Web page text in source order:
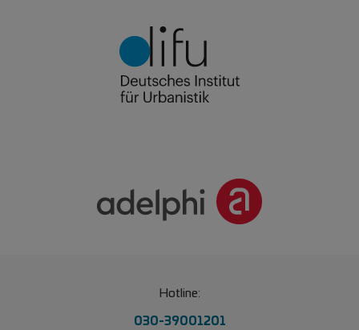
Hotline:
030-39001201